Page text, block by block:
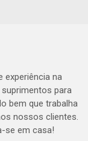
experiência na
para
bem que trabalha
nossos clientes.
se em casa!